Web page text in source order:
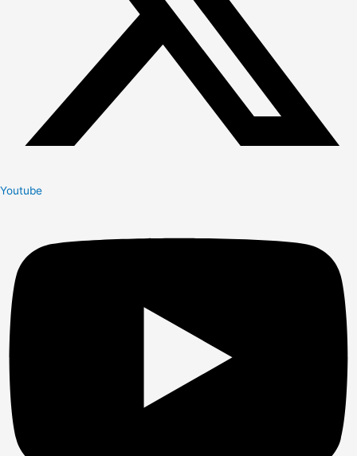
Youtube